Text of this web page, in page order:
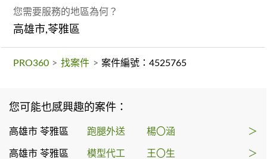
您需要服務的地區為何？
高雄市,苓雅區
PRO360 > 找案件 > 案件編號：4525765
您可能也感興趣的案件：
高雄市 苓雅區 跑腿外送 楊〇涵 ＞
高雄市 苓雅區 模型代工 王〇生 ＞